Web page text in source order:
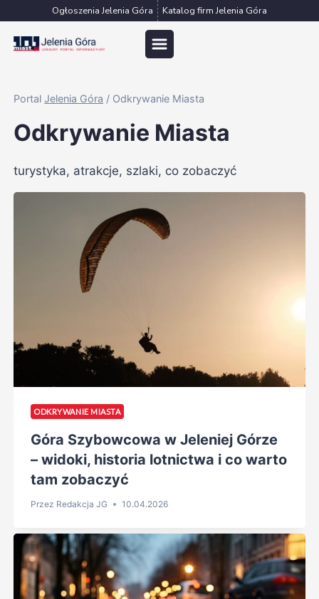
do
treści
Ogłoszenia Jelenia Góra Katalog firm Jelenia Góra
PortalJelenia Góra / Odkrywanie Miasta
Odkrywanie Miasta
turystyka, atrakcje, szlaki, co zobaczyć
ODKRYWANIE MIASTA
Góra Szybowcowa w Jeleniej Górze
– widoki, historia lotnictwa i co warto
tam zobaczyć
Przez Redakcja JG 10.04.2026